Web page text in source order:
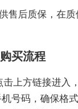
售后质保，在
买流程
击上方链接进入
号码，确保格